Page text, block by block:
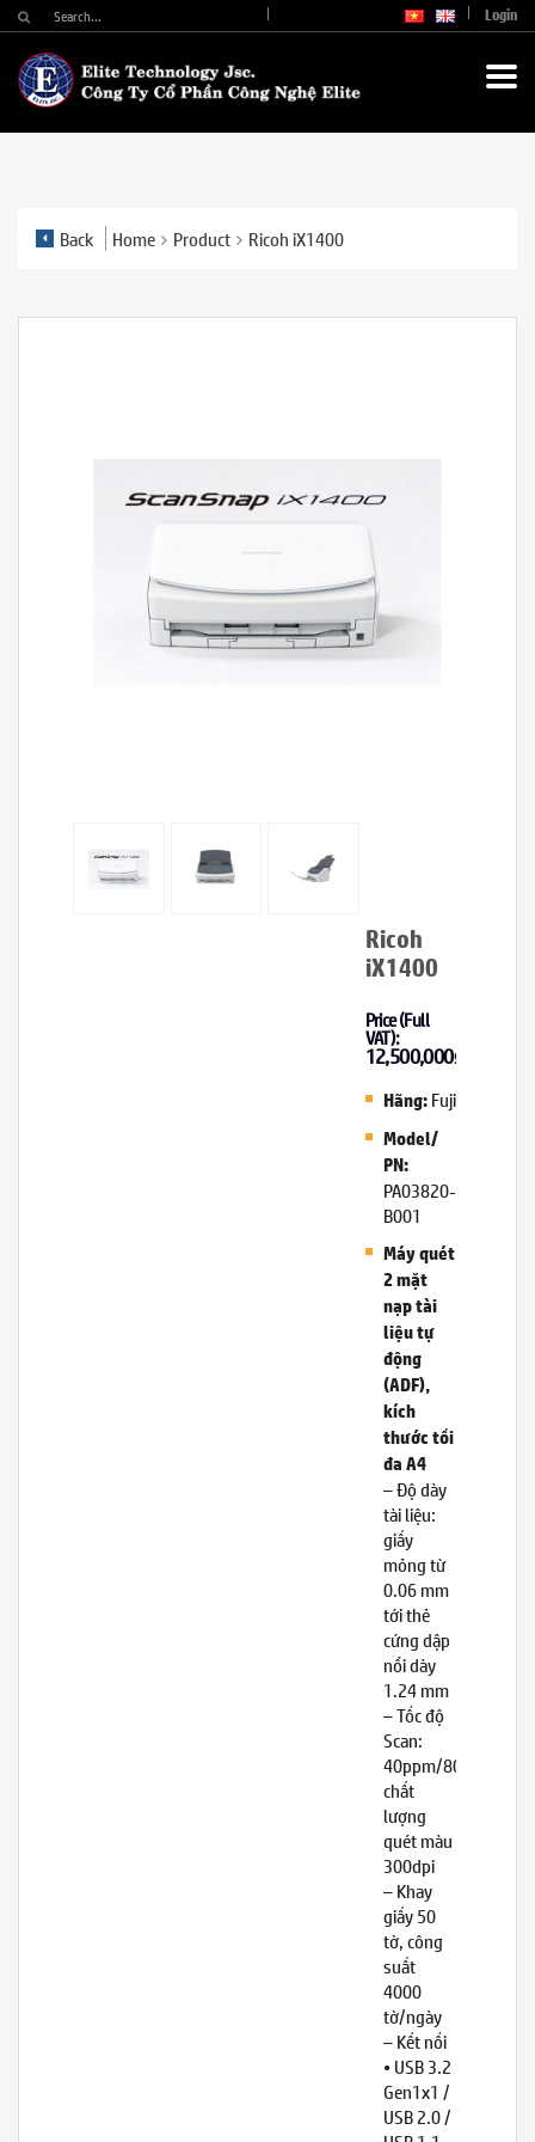
Login
Back Home Product Ricoh iX1400
Ricoh
iX1400
Price (Full
VAT):
12,500,000₫
Hãng:Fujitsu
Model/
PN:
PA03820-
B001
Máy quét
2 mặt
nạp tài
liệu tự
động
(ADF),
kích
thước tối
đa A4
– Độ dày
tài liệu:
giấy
mỏng từ
0.06 mm
tới thẻ
cứng dập
nổi dày
1.24 mm
– Tốc độ
Scan:
40ppm/80ipm,
chất
lượng
quét màu
300dpi
– Khay
giấy 50
tờ, công
suất
4000
tờ/ngày
– Kết nối
• USB 3.2
Gen1x1 /
USB 2.0 /